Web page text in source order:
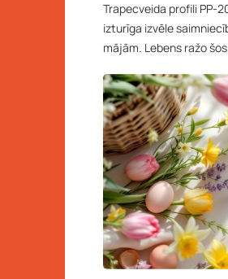
Trapecveida profili PP-
izturīga izvēle
mājām. Lebens ražo